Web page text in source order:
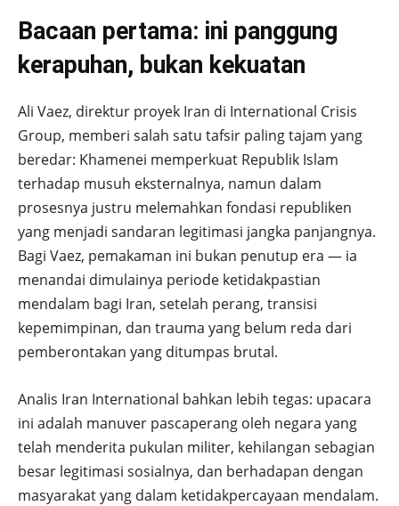
Bacaan pertama: ini panggung
kerapuhan, bukan kekuatan
Ali Vaez, direktur proyek Iran di International Crisis
Group, memberi salah satu tafsir paling tajam yang
beredar: Khamenei memperkuat Republik Islam
terhadap musuh eksternalnya, namun dalam
prosesnya justru melemahkan fondasi republiken
yang menjadi sandaran legitimasi jangka panjangnya.
Bagi Vaez, pemakaman ini bukan penutup era — ia
menandai dimulainya periode ketidakpastian
mendalam bagi Iran, setelah perang, transisi
kepemimpinan, dan trauma yang belum reda dari
pemberontakan yang ditumpas brutal.
Analis Iran International bahkan lebih tegas: upacara
ini adalah manuver pascaperang oleh negara yang
telah menderita pukulan militer, kehilangan sebagian
besar legitimasi sosialnya, dan berhadapan dengan
masyarakat yang dalam ketidakpercayaan mendalam.